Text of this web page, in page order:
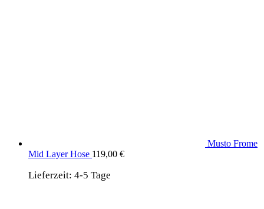
Musto Frome
Mid Layer Hose 119,00 €
Lieferzeit: 4-5 Tage